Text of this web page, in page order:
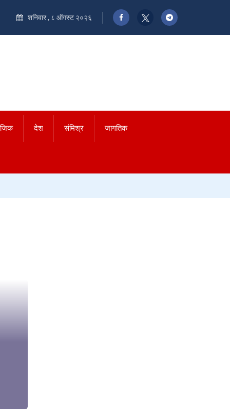
शनिवार , ८ ऑगस्ट २०२६
देश संमिश्र जागतिक